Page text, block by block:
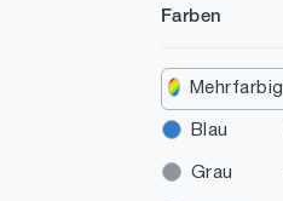
Farben
Mehrfarbig
Blau
Grau